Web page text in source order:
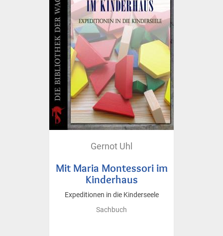
Gernot Uhl
Mit Maria Montessori im
Kinderhaus
Expeditionen in die Kinderseele
Sachbuch